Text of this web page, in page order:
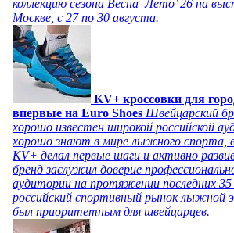
коллекцию сезона Весна–Лето’ 26 на
Москве, с 27 по 30 августа.
KV+ кроссовки для
впервые на Euro Shoes Швейцарский
хорошо известен широкой российской
хорошо знают в мире лыжного спорта,
KV+ делал первые шаги и активно
бренд заслужил доверие
аудитории на протяжении последних
российский спортивный рынок лыжной
был приоритетным для швейцарцев.